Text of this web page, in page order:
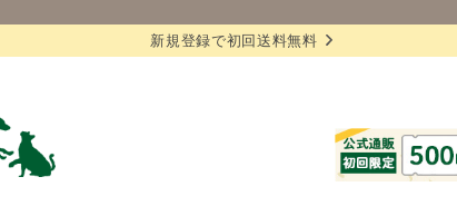
新規登録で初回送料無料